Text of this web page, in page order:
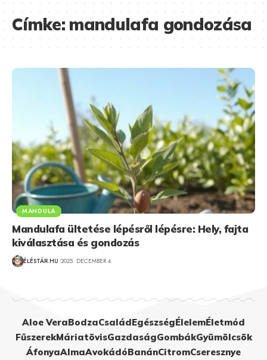
Címke:mandulafa gondozása
MANDULA
Mandulafa ültetése lépésről lépésre: Hely, fajta
kiválasztása és gondozás
ÉLÉSTÁR.HU 2025. DECEMBER 4.
Aloe VeraBodzaCsaládEgészségÉlelemÉletmód
FűszerekMáriatövisGazdaságGombákGyümölcsök
ÁfonyaAlmaAvokádóBanánCitromCseresznye